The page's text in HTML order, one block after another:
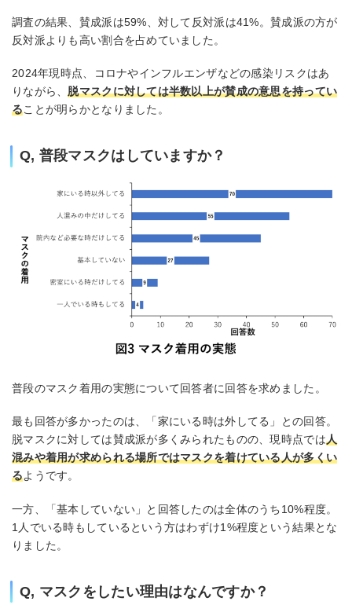
調査の結果、賛成派は59%、対して反対派は41%。賛成派の方が
反対派よりも高い割合を占めていました。
2024年現時点、コロナやインフルエンザなどの感染リスクはあ
りながら、脱マスクに対しては半数以上が賛成の意思を持ってい
ることが明らかとなりました。
Q, 普段マスクはしていますか？
普段のマスク着用の実態について回答者に回答を求めました。
最も回答が多かったのは、「家にいる時は外してる」との回答。
脱マスクに対しては賛成派が多くみられたものの、現時点では人
混みや着用が求められる場所ではマスクを着けている人が多くい
るようです。
一方、「基本していない」と回答したのは全体のうち10%程度。
1人でいる時もしているという方はわずけ1%程度という結果とな
りました。
Q, マスクをしたい理由はなんですか？